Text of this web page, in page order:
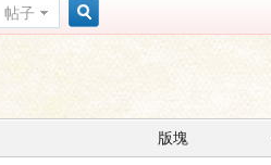
帖子
版塊